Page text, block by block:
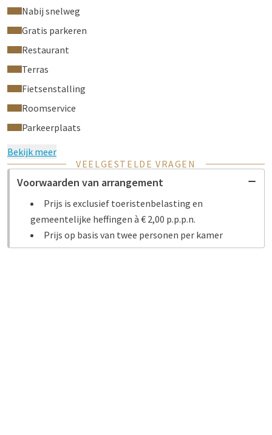
Nabij snelweg
Gratis parkeren
Restaurant
Terras
Fietsenstalling
Roomservice
Parkeerplaats
Bekijk meer
VEELGESTELDE VRAGEN
Voorwaarden van arrangement
Prijs is exclusief toeristenbelasting en
gemeentelijke heffingen à € 2,00 p.p.p.n.
Prijs op basis van twee personen per kamer